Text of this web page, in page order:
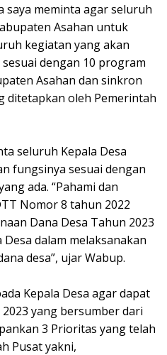
saya meminta agar seluruh
Asahan untuk
kegiatan yang akan
dengan 10 program
Asahan dan sinkron
ditetapkan oleh Pemerintah
seluruh Kepala Desa
fungsinya sesuai dengan
ada. “Pahami dan
Nomor 8 tahun 2022
Dana Desa Tahun 2023
dalam melaksanakan
desa”, ujar Wabup.
Kepala Desa agar dapat
yang bersumber dari
3 Prioritas yang telah
Pusat yakni,